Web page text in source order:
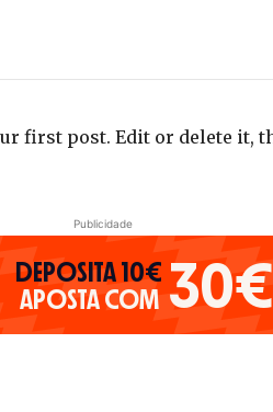
first post. Edit or delete it,
Publicidade